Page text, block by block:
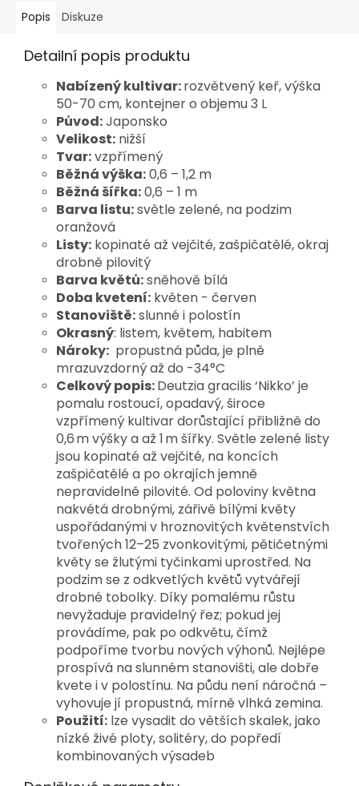
Popis Diskuze
Detailní popis produktu
Nabízený kultivar:rozvětvený keř, výška
50-70 cm, kontejner o objemu 3 L
Původ:Japonsko
Velikost: nižší
Tvar:vzpřímený
Běžná výška:0,6 – 1,2 m
Běžná šířka:0,6 – 1 m
Barva listu:světle zelené, na podzim
oranžová
Listy: kopinaté až vejčité, zašpičatělé, okraj
drobně pilovitý
Barva květů:sněhově bílá
Doba kvetení: květen - červen
Stanoviště:slunné i polostín
Okrasný: listem, květem, habitem
Nároky: propustná půda, je plně
mrazuvzdorný až do -34°C
Celkový popis:Deutzia gracilis ‘Nikko’ je
pomalu rostoucí, opadavý, široce
vzpřímený kultivar dorůstající přibližně do
0,6 m výšky a až 1 m šířky. Světle zelené listy
jsou kopinaté až vejčité, na koncích
zašpičatělé a po okrajích jemně
nepravidelně pilovité. Od poloviny května
nakvétá drobnými, zářivě bílými květy
uspořádanými v hroznovitých květenstvích
tvořených 12–25 zvonkovitými, pětičetnými
květy se žlutými tyčinkami uprostřed. Na
podzim se z odkvetlých květů vytvářejí
drobné tobolky. Díky pomalému růstu
nevyžaduje pravidelný řez; pokud jej
provádíme, pak po odkvětu, čímž
podpoříme tvorbu nových výhonů. Nejlépe
prospívá na slunném stanovišti, ale dobře
kvete i v polostínu. Na půdu není náročná –
vyhovuje jí propustná, mírně vlhká zemina.
Použití: lze vysadit do větších skalek, jako
nízké živé ploty, solitéry, do popředí
kombinovaných výsadeb